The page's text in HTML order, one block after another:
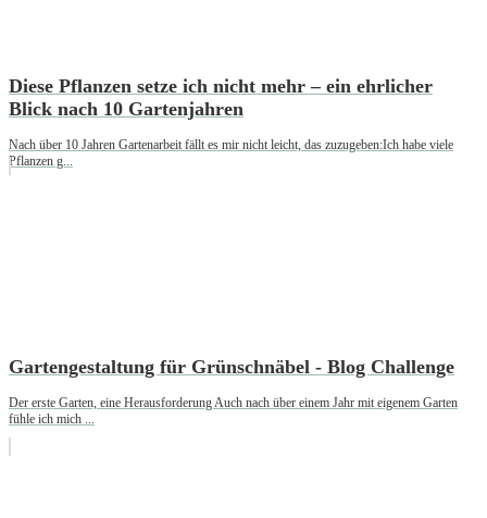
Diese Pflanzen setze ich nicht mehr – ein ehrlicher
Blick nach 10 Gartenjahren
Nach über 10 Jahren Gartenarbeit fällt es mir nicht leicht, das zuzugeben:Ich habe viele
Pflanzen g...
Gartengestaltung für Grünschnäbel - Blog Challenge
Der erste Garten, eine Herausforderung Auch nach über einem Jahr mit eigenem Garten
fühle ich mich ...